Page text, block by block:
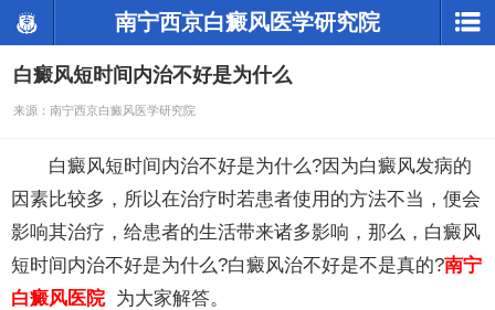
南宁西京白癜风医学研究院
白癜风短时间内治不好是为什么
来源：南宁西京白癜风医学研究院
白癜风短时间内治不好是为什么?因为白癜风发病的
因素比较多，所以在治疗时若患者使用的方法不当，便会
影响其治疗，给患者的生活带来诸多影响，那么，白癜风
短时间内治不好是为什么?白癜风治不好是不是真的?南宁
白癜风医院 为大家解答。